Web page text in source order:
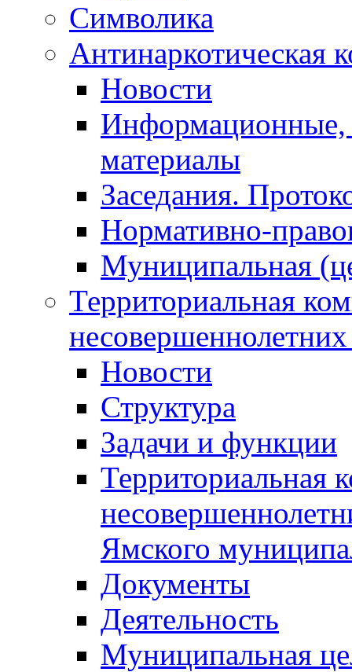
Символика
Антинаркотическая
Новости
Информационные,
материалы
Заседания.
Нормативно-
Муниципальная
Территориальная
Новости
Структура
Задачи и функции
Территориальная
Ямского
Документы
Деятельность
Муниципальная